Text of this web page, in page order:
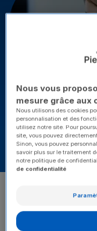
Chartes
Pour une relation client-
Nous vous
mesure grâce aux
Nous utilisons des cookies
personnalisation et des
utilisez notre site. Pour
site, vous pouvez
Sinon, vous pouvez
savoir plus sur le traitement
notre politique de
de confidentialité